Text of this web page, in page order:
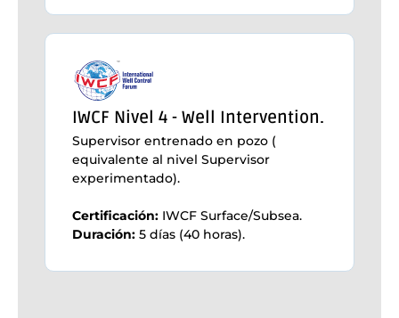
IWCF Nivel 4 - Well Intervention.
Supervisor entrenado en pozo (
equivalente al nivel Supervisor
experimentado).
Certificación: IWCF Surface/Subsea.
Duración: 5 días (40 horas).